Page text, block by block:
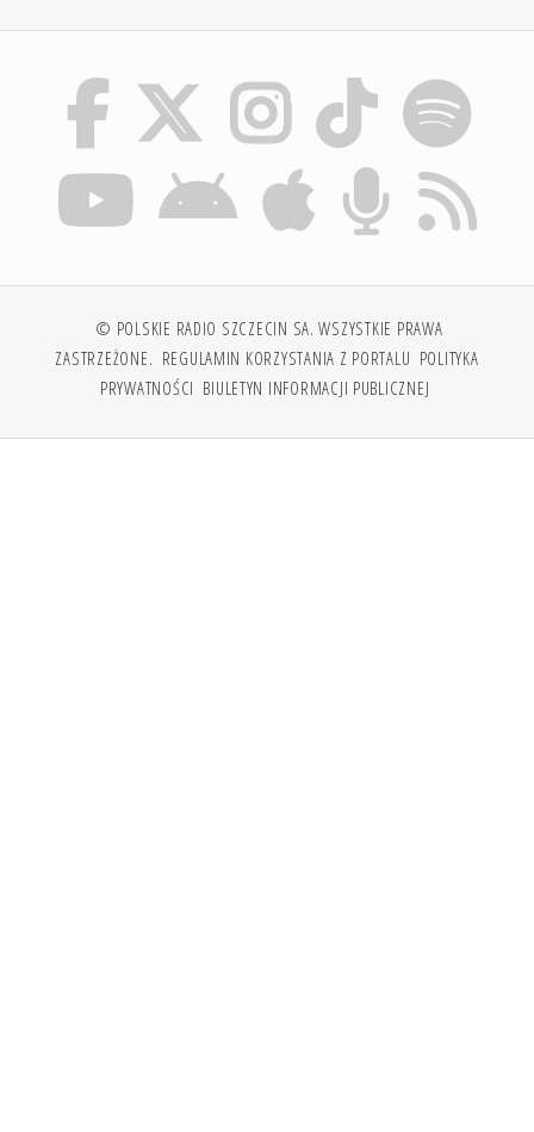
© POLSKIE RADIO SZCZECIN SA. WSZYSTKIE PRAWA
ZASTRZEŻONE. REGULAMIN KORZYSTANIA Z PORTALU POLITYKA
PRYWATNOŚCI BIULETYN INFORMACJI PUBLICZNEJ